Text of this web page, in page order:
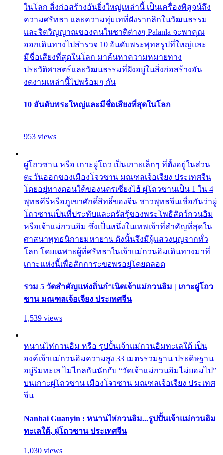
ในโลก สิ่งก่อสร้างอันยิ่งใหญ่เหล่านี้ เป็นเครื่องพิสูจน์ถึง
ความศรัทธา และความทุ่มเทที่ฝังรากลึกในวัฒนธรรม
และจิตวิญญาณของคนในชาติต่างๆ Palanla จะพาคุณ
ออกเดินทางไปสำรวจ 10 อันดับพระพุทธรูปที่ใหญ่และ
มีชื่อเสียงที่สุดในโลก มาค้นหาความหมายทาง
ประวัติศาสตร์และวัฒนธรรมที่ฝังอยู่ในสิ่งก่อสร้างอัน
งดงามเหล่านี้ไปพร้อมๆ กัน
10 อันดับพระใหญ่และมีชื่อเสียงที่สุดในโลก
953 views
ผู่โถวซาน หรือ เกาะผู่โถว เป็นเกาะเล็กๆ ที่ตั้งอยู่ในส่วน
ตะวันออกของเมืองโจวซาน มณฑลเจ้อเจียง ประเทศจีน
โดยอยู่ทางตอนใต้ของนครเซี่ยงไฮ้ ผู่โถวซานเป็น 1 ใน 4
พุทธคีรีหรือภูเขาศักดิ์สิทธิ์ของจีน ชาวพุทธจีนเชื่อกันว่าผู่
โถวซานเป็นที่ประทับและตรัสรู้ของพระโพธิสัตว์กวนอิม
หรือเจ้าแม่กวนอิม ซึ่งเป็นหนึ่งในเทพเจ้าที่สำคัญที่สุดใน
ศาสนาพุทธนิกายมหายาน ดังนั้นจึงมีผู้แสวงบุญจากทั่ว
โลก โดยเฉพาะผู้ที่ศรัทธาในเจ้าแม่กวนอิมเดินทางมาที่
เกาะแห่งนี้เพื่อสักการะขอพรอยู่โดยตลอด
รวม 5 วัดสำคัญแห่งถิ่นกำเนิดเจ้าแม่กวนอิม | เกาะผู่โถว
ซาน มณฑลเจ้อเจียง ประเทศจีน
1,539 views
หนานไห่กวนอิม หรือ รูปปั้นเจ้าแม่กวนอิมทะเลใต้ เป็น
องค์เจ้าแม่กวนอิมความสูง 33 เมตรรวมฐาน ประดิษฐาน
อยู่ริมทะเล ไม่ไกลกันนักกับ “วัดเจ้าแม่กวนอิมไม่ยอมไป”
บนเกาะผู่โถวซาน เมืองโจวซาน มณฑลเจ้อเจียง ประเทศ
จีน
Nanhai Guanyin : หนานไห่กวนอิม...รูปปั้นเจ้าแม่กวนอิม
ทะเลใต้, ผู่โถวซาน ประเทศจีน
1,030 views